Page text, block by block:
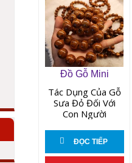
Đồ Gỗ Mini
Tác Dụng Của Gỗ
Sưa Đỏ Đối Với
Con Người
ĐỌC TIẾP